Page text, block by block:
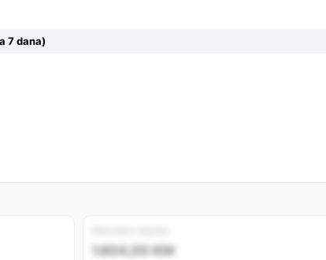
7 dana)
1.604,00 KM